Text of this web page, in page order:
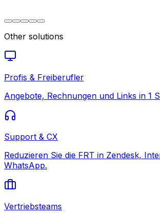
Other solutions
Profis & Freiberufler
Angebote, Rechnungen und Links in 1
Support & CX
Reduzieren Sie die FRT in Zendesk,
WhatsApp.
Vertriebsteams